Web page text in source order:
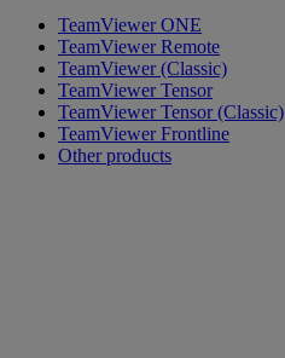
TeamViewer ONE
TeamViewer Remote
TeamViewer (Classic)
TeamViewer Tensor
TeamViewer Tensor (Classic)
TeamViewer Frontline
Other products